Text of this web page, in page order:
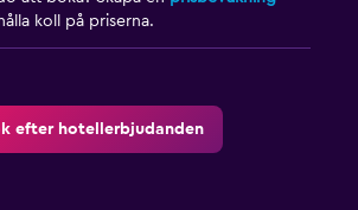
koll på priserna.
efter hotellerbjudanden